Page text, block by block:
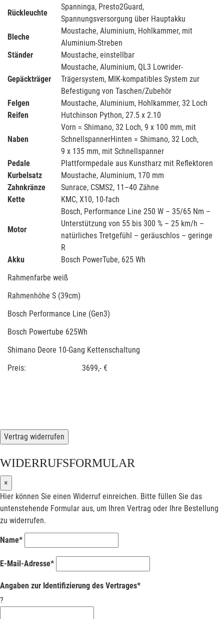
Rückleuchte
Spanninga, Presto2Guard,
Spannungsversorgung über Hauptakku
Bleche
Moustache, Aluminium, Hohlkammer, mit
Aluminium-Streben
Ständer
Moustache, einstellbar
Gepäckträger
Moustache, Aluminium, QL3 Lowrider-
Trägersystem, MIK-kompatibles System zur
Befestigung von Taschen/Zubehör
Felgen
Moustache, Aluminium, Hohlkammer, 32 Loch
Reifen
Hutchinson Python, 27.5 x 2.10
Naben
Vorn = Shimano, 32 Loch, 9 x 100 mm, mit
SchnellspannerHinten = Shimano, 32 Loch,
9 x 135 mm, mit Schnellspanner
Pedale
Plattformpedale aus Kunstharz mit Reflektoren
Kurbelsatz
Moustache, Aluminium, 170 mm
Zahnkränze
Sunrace, CSMS2, 11–40 Zähne
Kette
KMC, X10, 10-fach
Motor
Bosch, Performance Line 250 W – 35/65 Nm –
Unterstützung von 55 bis 300 % – 25 km/h –
natürliches Tretgefühl – geräuschlos – geringe
R
Akku
Bosch PowerTube, 625 Wh
Rahmenfarbe weiß
Rahmenhöhe S (39cm)
Bosch Performance Line (Gen3)
Bosch Powertube 625Wh
Shimano Deore 10-Gang Kettenschaltung
Preis: 3699,- €
Vertrag widerrufen
WIDERRUFSFORMULAR
×
Hier können Sie einen Widerruf einreichen. Bitte füllen Sie das
untenstehende Formular aus, um Ihren Vertrag oder Ihre Bestellung
zu widerrufen.
Name*
E-Mail-Adresse*
Angaben zur Identifizierung des Vertrages*
?